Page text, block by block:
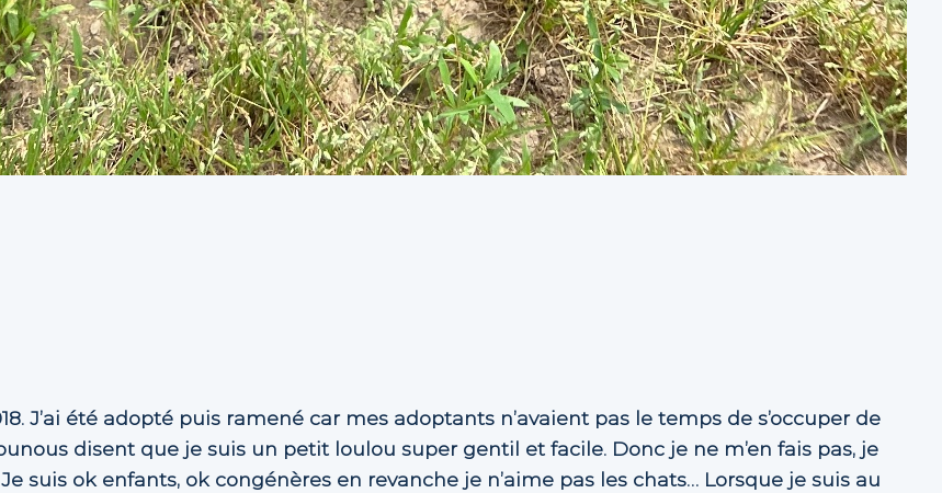
J’ai été adopté puis ramené car mes adoptants n’avaient pas le temps de s’occuper de
disent que je suis un petit loulou super gentil et facile. Donc je ne m’en fais pas, je
suis ok enfants, ok congénères en revanche je n’aime pas les chats… Lorsque je suis au